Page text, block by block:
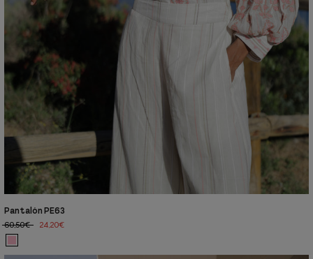
Pantalón PE63
60,50€
24,20€